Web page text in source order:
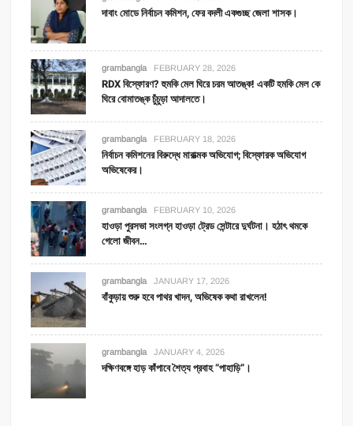
দাবাং মোডে নির্বাচন কমিশন, ফের বদলী একগুচ্ছ জেলা শাসক।
grambangla FEBRUARY 28, 2026
RDX বিস্ফোরণ? হুমকি মেল ঘিরে চরম আতঙ্ক! একটি হমকি মেল কে
ঘিরে বোমাতঙ্ক চুঁচুড়া আদালতে।
grambangla FEBRUARY 18, 2026
নির্বাচন কমিশনের বিরুদ্ধে মারাত্মক অভিযোগ; বিস্ফোরক অভিযোগ
অভিষেকের।
grambangla FEBRUARY 10, 2026
হাওড়া পুরসভা সংলগ্ন হাওড়া ট্রেড সেন্টারে দুর্ঘটনা। হঠাৎ থমকে
গেলো জীবন…
grambangla JANUARY 17, 2026
বাঁকুড়ায় শুরু হবে পাথর খাদন, অভিষেক কথা রাখলেন!
grambangla JANUARY 4, 2026
দক্ষিণবঙ্গে হাড় কাঁপাবে শৈত্য প্রবাহ “পাহাড়ি”।